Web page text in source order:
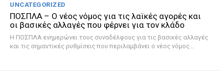
UNCATEGORIZED
ΠΟΣΠΛΑ – Ο νέος νόμος για τις λαϊκές αγορές και
οι βασικές αλλαγές που φέρνει για τον κλάδο
Η ΠΟΣΠΛΑ ενημερώνει τους συναδέλφους για τις βασικές αλλαγές
και τις σημαντικές ρυθμίσεις που περιλαμβάνει ο νέος νόμος...